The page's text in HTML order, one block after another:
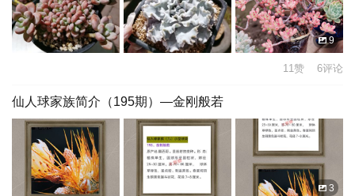
9
11赞 6评论
仙人球家族简介（195期）—金刚般若
3